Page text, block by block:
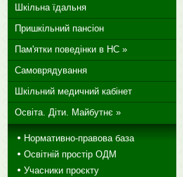
Шкільна їдальня
Пришкільний пансіон
Пам'ятки поведінки в НС »
Самоврядування
Шкільний медичний кабінет
Освіта. Діти. Майбутнє »
Нормативно-правова база
Освітній простір ОДМ
Учасники проєкту